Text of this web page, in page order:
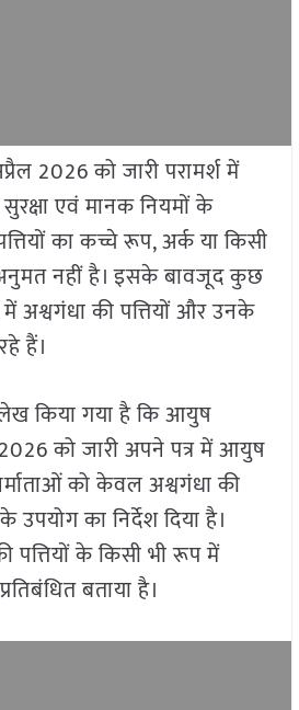
2026 को जारी परामर्श में
एवं मानक नियमों के
का कच्चे रूप, अर्क या किसी
नहीं है। इसके बावजूद कुछ
में अश्वगंधा की पत्तियों और उनके
हैं।
किया गया है कि आयुष
को जारी अपने पत्र में आयुष
को केवल अश्वगंधा की
का निर्देश दिया है।
पत्तियों के किसी भी रूप में
बताया है।